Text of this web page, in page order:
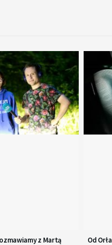
z Martą
Od